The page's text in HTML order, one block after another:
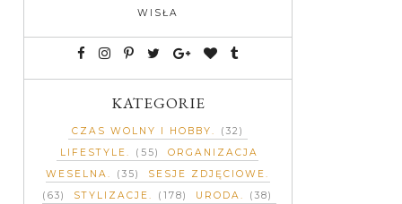
WISŁA
KATEGORIE
CZAS WOLNY I HOBBY
(32)
LIFESTYLE
(55)
ORGANIZACJA
WESELNA
(35)
SESJE ZDJĘCIOWE
(63)
STYLIZACJE (178) URODA
(38)